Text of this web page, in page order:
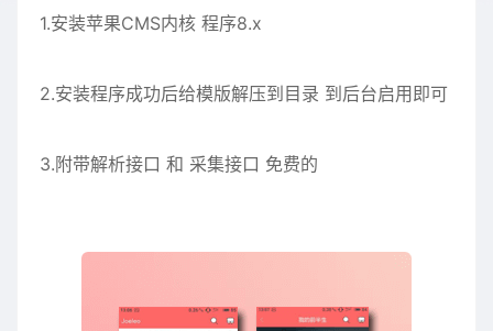
1.安装苹果CMS内核 程序8.x
2.安装程序成功后给模版解压到目录 到后台启用即可
3.附带解析接口 和 采集接口 免费的